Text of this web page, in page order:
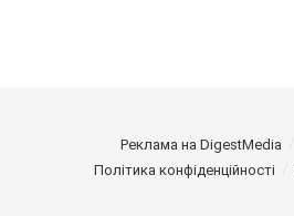
Реклама на DigestMedia
Політика конфіденційності